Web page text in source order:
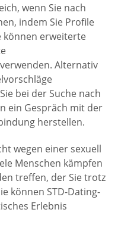
wenn Sie nach
indem Sie Profile
können erweiterte
Alternativ
bei der Suche nach
ein Gespräch mit der
herstellen.
wegen einer sexuell
Menschen kämpfen
treffen, der Sie trotz
können STD-Dating-
Erlebnis